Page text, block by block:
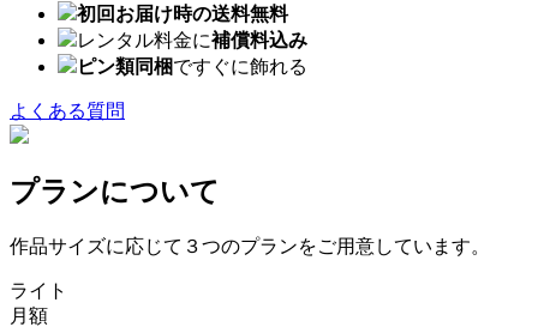
初回お届け時の送料無料
レンタル料金に補償料込み
ピン類同梱ですぐに飾れる
よくある質問
プランについて
作品サイズに応じて３つのプランをご用意しています。
ライト
月額